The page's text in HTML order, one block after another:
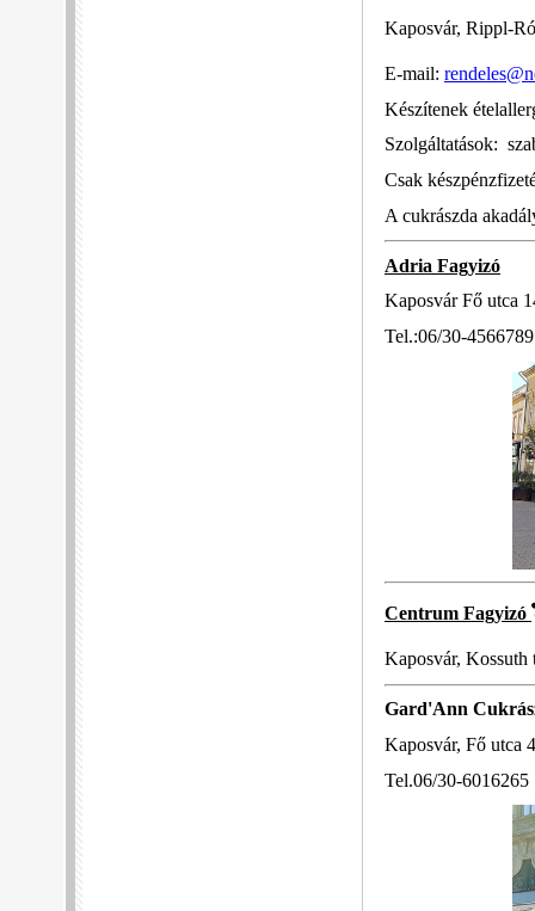
Kaposvár, Rippl-
E-mail:
Készítenek
Szolgáltatások:
Csak
A cukrászda
Adria Fagyizó
Kaposvár Fő utca
Tel.:06/30-4566789
Centrum Fagyizó
Kaposvár, Kossuth
Gard'Ann
Kaposvár, Fő utca
Tel.06/30-6016265